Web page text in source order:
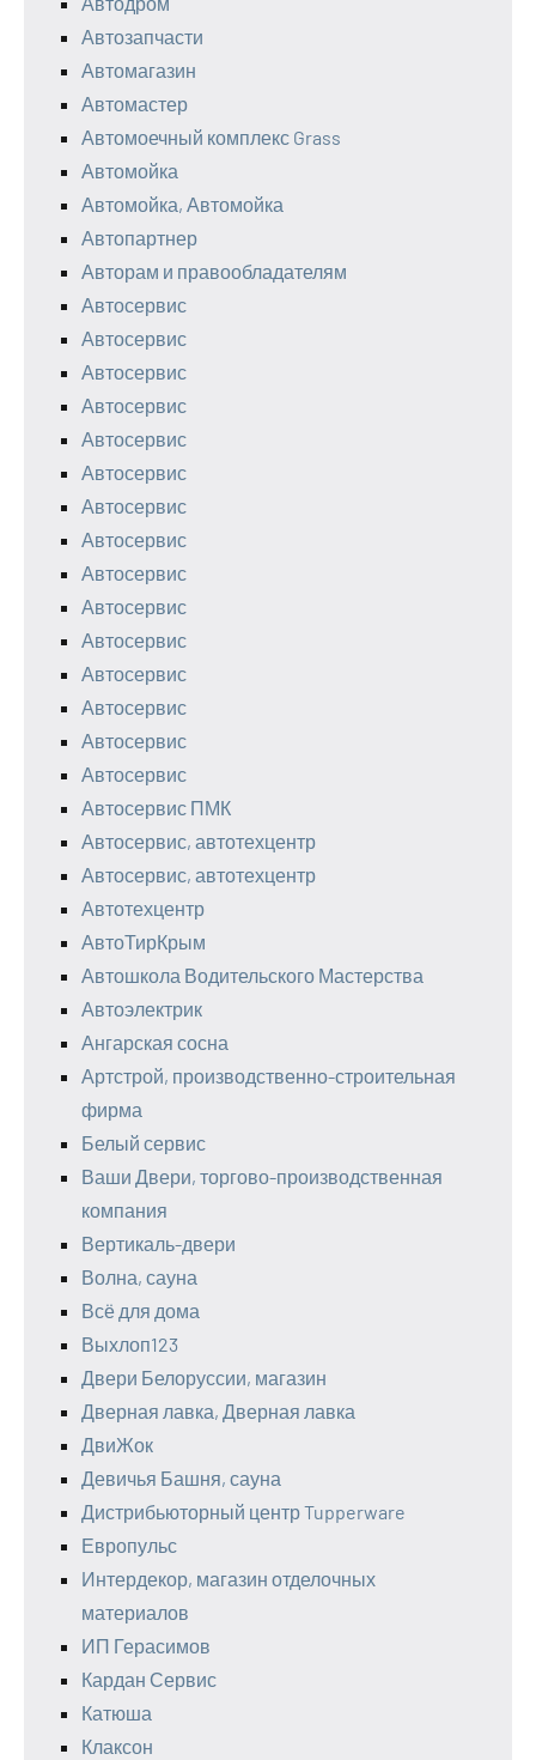
Автозапчасти
Автомагазин
Автомастер
Автомоечный комплекс Grass
Автомойка
Автомойка, Автомойка
Автопартнер
Авторам и правообладателям
Автосервис
Автосервис
Автосервис
Автосервис
Автосервис
Автосервис
Автосервис
Автосервис
Автосервис
Автосервис
Автосервис
Автосервис
Автосервис
Автосервис
Автосервис
Автосервис ПМК
Автосервис, автотехцентр
Автосервис, автотехцентр
Автотехцентр
АвтоТирКрым
Автошкола Водительского Мастерства
Автоэлектрик
Ангарская сосна
Артстрой, производственно-строительная
фирма
Белый сервис
Ваши Двери, торгово-производственная
компания
Вертикаль-двери
Волна, сауна
Всё для дома
Выхлоп123
Двери Белоруссии, магазин
Дверная лавка, Дверная лавка
ДвиЖок
Девичья Башня, сауна
Дистрибьюторный центр Tupperware
Европульс
Интердекор, магазин отделочных
материалов
ИП Герасимов
Кардан Сервис
Катюша
Клаксон